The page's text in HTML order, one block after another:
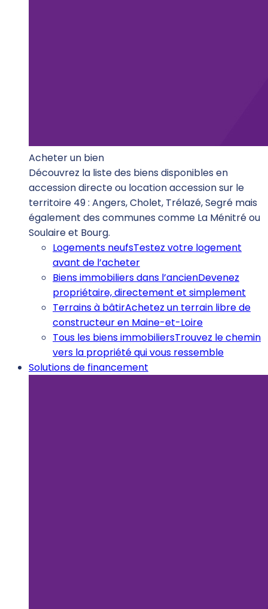
Acheter un bien
Découvrez la liste des biens disponibles en
accession directe ou location accession sur le
territoire 49 : Angers, Cholet, Trélazé, Segré mais
également des communes comme La Ménitré ou
Soulaire et Bourg.
Logements neufsTestez votre logement
avant de l’acheter
Biens immobiliers dans l’ancienDevenez
propriétaire, directement et simplement
Terrains à bâtirAchetez un terrain libre de
constructeur en Maine-et-Loire
Tous les biens immobiliersTrouvez le chemin
vers la propriété qui vous ressemble
Solutions de financement